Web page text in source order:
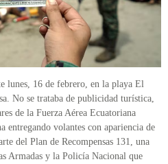
lunes, 16 de febrero, en la playa El
No se trataba de publicidad turística,
de la Fuerza Aérea Ecuatoriana
entregando volantes con apariencia de
del Plan de Recompensas 131, una
Armadas y la Policía Nacional que